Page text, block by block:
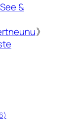
&
》